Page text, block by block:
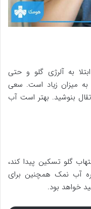
به آلرژی گلو و حتی
به میزان زیاد است. سعی
بنوشید. بهتر است آب
گلو تسکین پیدا کند،
آب نمک همچنین برای
خواهد بود.